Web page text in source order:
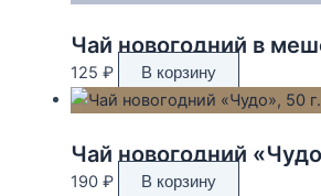
125 ₽ В корзину
Чай новогодний
190 ₽ В корзину